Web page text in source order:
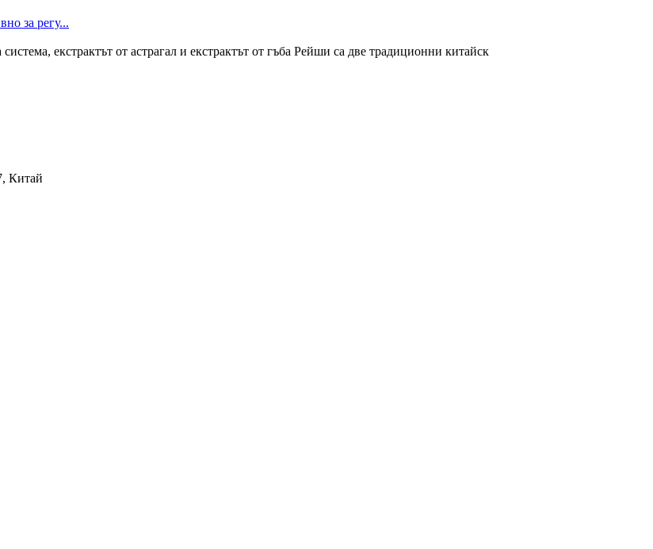
за регу...
екстрактът от астрагал и екстрактът от гъба Рейши са две традиционни китайск
Китай